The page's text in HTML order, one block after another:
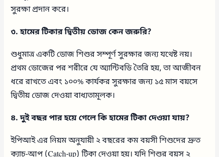
সুরক্ষা প্রদান করে।
৩. হামের টিকার দ্বিতীয় ডোজ কেন জরুরি?
শুধুমাত্র একটি ডোজ শিশুর সম্পূর্ণ সুরক্ষার জন্য যথেষ্ট নয়।
প্রথম ডোজের পর শরীরে যে অ্যান্টিবডি তৈরি হয়, তা আজীবন
ধরে রাখতে এবং ১০০% কার্যকর সুরক্ষার জন্য ১৫ মাস বয়সে
দ্বিতীয় ডোজ দেওয়া বাধ্যতামূলক।
৪. দুই বছর পার হয়ে গেলে কি হামের টিকা দেওয়া যায়?
ইপিআই এর নিয়ম অনুযায়ী ২ বছরের কম বয়সী শিশুদের দ্রুত
ক্যাচ-আপ (Catch-up) টিকা দেওয়া হয়। যদি শিশুর বয়স ২